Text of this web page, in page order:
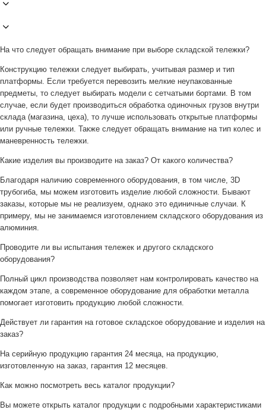
На что следует обращать внимание при выборе складской тележки?
Конструкцию тележки следует выбирать, учитывая размер и тип
платформы. Если требуется перевозить мелкие неупакованные
предметы, то следует выбирать модели с сетчатыми бортами. В том
случае, если будет производиться обработка одиночных грузов внутри
склада (магазина, цеха), то лучше использовать открытые платформы
или ручные тележки. Также следует обращать внимание на тип колес и
маневренность тележки.
Какие изделия вы производите на заказ? От какого количества?
Благодаря наличию современного оборудования, в том числе, 3D
трубогиба, мы можем изготовить изделие любой сложности. Бывают
заказы, которые мы не реализуем, однако это единичные случаи. К
примеру, мы не занимаемся изготовлением складского оборудования из
алюминия.
Проводите ли вы испытания тележек и другого складского
оборудования?
Полный цикл производства позволяет нам контролировать качество на
каждом этапе, а современное оборудование для обработки металла
помогает изготовить продукцию любой сложности.
Действует ли гарантия на готовое складское оборудование и изделия на
заказ?
На серийную продукцию гарантия 24 месяца, на продукцию,
изготовленную на заказ, гарантия 12 месяцев.
Как можно посмотреть весь каталог продукции?
Вы можете открыть каталог продукции с подробными характеристиками